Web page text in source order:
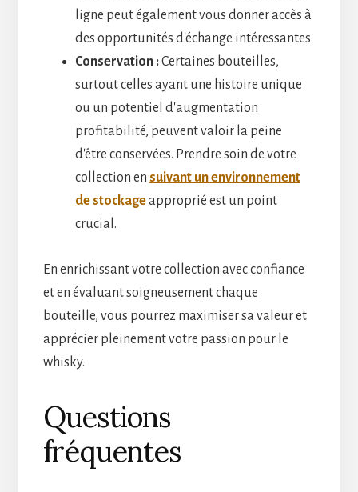
ligne peut également vous donner accès à
des opportunités d'échange intéressantes.
Conservation :Certaines bouteilles,
surtout celles ayant une histoire unique
ou un potentiel d'augmentation
profitabilité, peuvent valoir la peine
d'être conservées. Prendre soin de votre
collection en suivant un environnement
de stockageapproprié est un point
crucial.
En enrichissant votre collection avec confiance
et en évaluant soigneusement chaque
bouteille, vous pourrez maximiser sa valeur et
apprécier pleinement votre passion pour le
whisky.
Questions
fréquentes